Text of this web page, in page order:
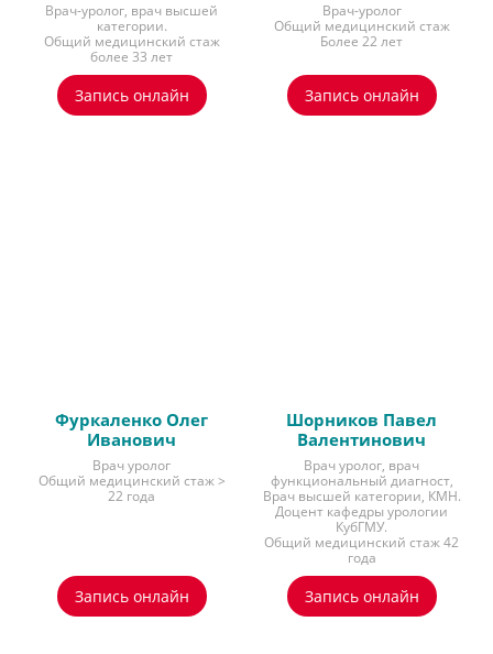
Врач-уролог, врач высшей
категории.
Общий медицинский стаж
более 33 лет
Запись онлайн
Врач-уролог
Общий медицинский стаж
Более 22 лет
Запись онлайн
Фуркаленко Олег
Иванович
Врач уролог
Общий медицинский стаж >
22 года
Запись онлайн
Шорников Павел
Валентинович
Врач уролог, врач
функциональный диагност,
Врач высшей категории, КМН.
Доцент кафедры урологии
КубГМУ.
Общий медицинский стаж 42
года
Запись онлайн